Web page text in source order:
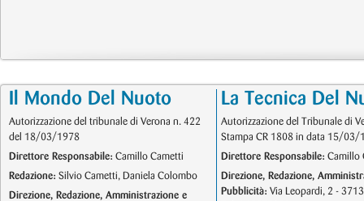
Il Mondo Del Nuoto
Autorizzazione del tribunale di Verona n. 422
del 18/03/1978
Direttore Responsabile: Camillo Cametti
Redazione: Silvio Cametti, Daniela Colombo
Direzione, Redazione, Amministrazione e
La Tecnica Del
Autorizzazione del Tribunale di
Stampa CR 1808 in data 15/03/
Direttore Responsabile: Camillo
Direzione, Redazione,
Pubblicità: Via Leopardi, 2 -